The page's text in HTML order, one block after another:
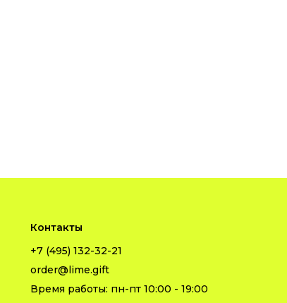
Контакты
+7 (495) 132-32-21
order@lime.gift
Время работы: пн-пт 10:00 - 19:00